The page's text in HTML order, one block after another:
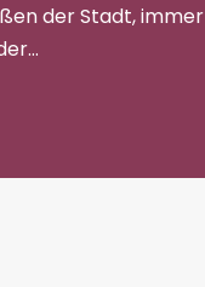
der Stadt, immer